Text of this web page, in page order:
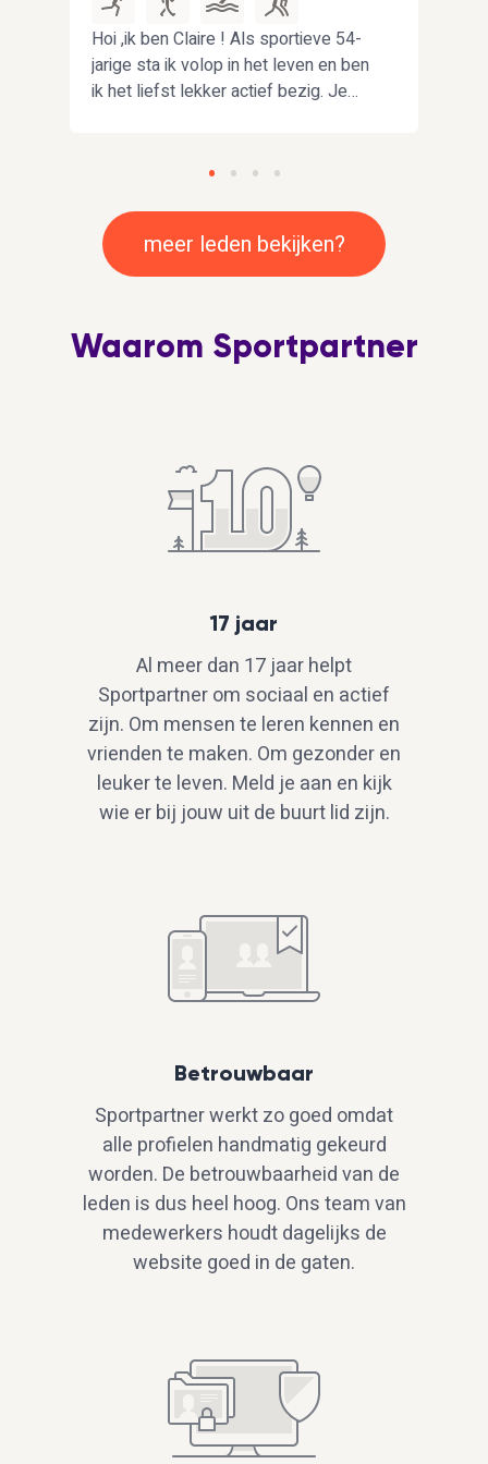
Hoi ,ik ben Claire ! Als sportieve 54-
jarige sta ik volop in het leven en ben
ik het liefst lekker actief bezig. Je
in de natuur voor het wandelen en
Bewegen geeft me energie ,maar ik
hou ook van afwisseling. Daarom sta
ik open om andere sporten uit te
meer leden bekijken?
Waarom Sportpartner
17 jaar
Al meer dan 17 jaar helpt
Sportpartner om sociaal en actief
zijn. Om mensen te leren kennen en
vrienden te maken. Om gezonder en
leuker te leven. Meld je aan en kijk
wie er bij jouw uit de buurt lid zijn.
Betrouwbaar
Sportpartner werkt zo goed omdat
alle profielen handmatig gekeurd
worden. De betrouwbaarheid van de
leden is dus heel hoog. Ons team van
medewerkers houdt dagelijks de
website goed in de gaten.